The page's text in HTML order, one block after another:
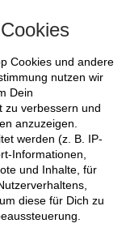
Cookies und andere
nutzen wir
Dein
zu verbessern und
anzuzeigen.
werden (z. B. IP-
Informationen,
und Inhalte, für
diese für Dich zu